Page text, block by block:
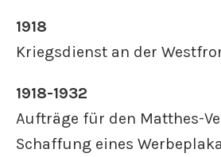
1918
Kriegsdienst an der
1918-1932
Aufträge für den Matthes-
Schaffung eines